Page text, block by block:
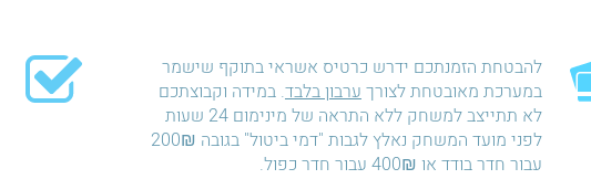
להבטחת הזמנתכם ידרש כרטיס אשראי בתוקף שישמר
במערכת מאובטחת לצורךערבון בלבד. במידה וקבוצתכם
לא תתייצב למשחק ללא התראה של מינימום 24 שעות
לפני מועד המשחק נאלץ לגבות "דמי ביטול" בגובה 200₪
עבור חדר בודד או 400₪ עבור חדר כפול.